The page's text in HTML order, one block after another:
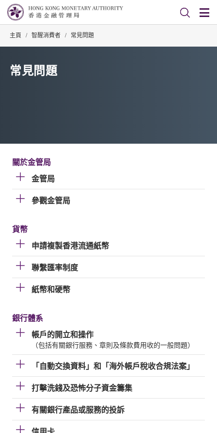
主頁 / 智醒消費者 / 常見問題
常見問題
關於金管局
金管局
參觀金管局
貨幣
申請複製香港流通紙幣
聯繫匯率制度
紙幣和硬幣
銀行體系
帳戶的開立和操作
（包括有關銀行服務、章則及條款費用收的一般問題）
「自動交換資料」和「海外帳戶稅收合規法案」
打擊洗錢及恐怖分子資金籌集
有關銀行產品或服務的投訴